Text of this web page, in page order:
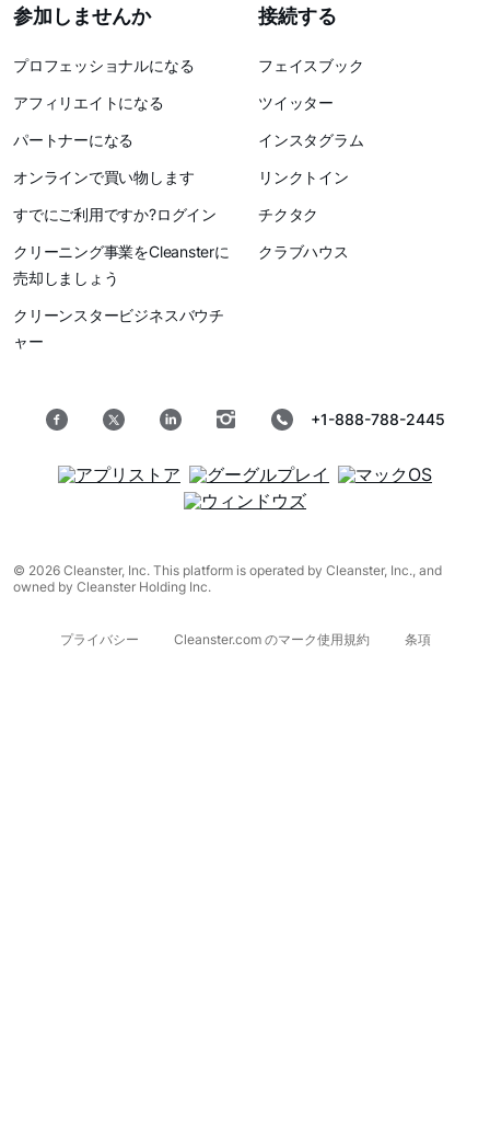
参加しませんか
プロフェッショナルになる
アフィリエイトになる
パートナーになる
オンラインで買い物します
すでにご利用ですか?ログイン
クリーニング事業をCleansterに
売却しましょう
クリーンスタービジネスバウチ
ャー
接続する
フェイスブック
ツイッター
インスタグラム
リンクトイン
チクタク
クラブハウス
+1-888-788-2445
© 2026 Cleanster, Inc. This platform is operated by Cleanster, Inc., and
owned by Cleanster Holding Inc.
プライバシー Cleanster.com のマーク使用規約 条項